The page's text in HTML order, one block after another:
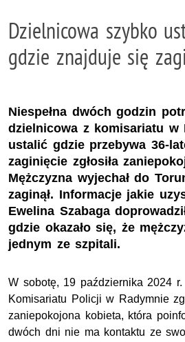
Dzielnicowa szybko
gdzie znajduje się
Niespełna dwóch godzin
dzielnicowa z komisariatu w
ustalić gdzie przebywa 36-
zaginięcie zgłosiła
Mężczyzna wyjechał do
zaginął. Informacje jakie
Ewelina Szabaga
gdzie okazało się, że
jednym ze szpitali.
W sobotę, 19 października 2024
Komisariatu Policji w Radymnie
zaniepokojona kobieta, która
dwóch dni nie ma kontaktu ze